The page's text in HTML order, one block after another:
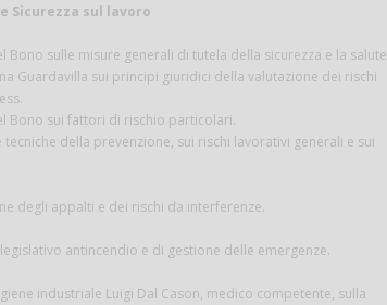
Sicurezza sul lavoro
sulle misure generali di tutela della sicurezza e la
Guardavilla sui principi giuridici della valutazione dei rischi
Bono sui fattori di rischio particolari.
della prevenzione, sui rischi lavorativi generali e sui
degli appalti e dei rischi da interferenze.
antincendio e di gestione delle emergenze.
industriale Luigi Dal Cason, medico competente, sulla